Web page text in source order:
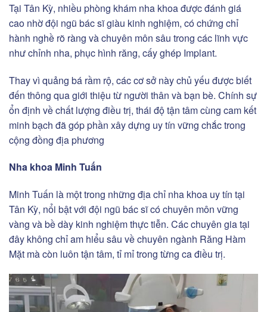
Tại Tân Kỳ, nhiều phòng khám nha khoa được đánh giá
cao nhờ đội ngũ bác sĩ giàu kinh nghiệm, có chứng chỉ
hành nghề rõ ràng và chuyên môn sâu trong các lĩnh vực
như chỉnh nha, phục hình răng, cấy ghép Implant.
Thay vì quảng bá rầm rộ, các cơ sở này chủ yếu được biết
đến thông qua giới thiệu từ người thân và bạn bè. Chính sự
ổn định về chất lượng điều trị, thái độ tận tâm cùng cam kết
minh bạch đã góp phần xây dựng uy tín vững chắc trong
cộng đồng địa phương
Nha khoa Minh Tuấn
Minh Tuấn là một trong những địa chỉ nha khoa uy tín tại
Tân Kỳ, nổi bật với đội ngũ bác sĩ có chuyên môn vững
vàng và bề dày kinh nghiệm thực tiễn. Các chuyên gia tại
đây không chỉ am hiểu sâu về chuyên ngành Răng Hàm
Mặt mà còn luôn tận tâm, tỉ mỉ trong từng ca điều trị.